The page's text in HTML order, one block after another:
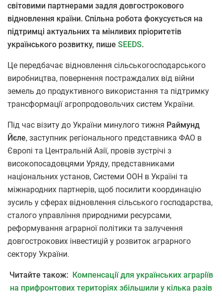
світовими партнерами задля довгострокового
відновлення країни. Спільна робота фокусується на
підтримці актуальних та мінливих пріоритетів
українського розвитку, пише SEEDS.
Це передбачає відновлення сільськогосподарського
виробництва, повернення постраждалих від війни
земель до продуктивного використання та підтримку
трансформації агропродовольчих систем України.
Під час візиту до України минулого тижня Раймунд
Йєле, заступник регіонального представника ФАО в
Європі та Центральній Азії, провів зустрічі з
високопосадовцями Уряду, представниками
національних установ, Системи ООН в Україні та
міжнародних партнерів, щоб посилити координацію
зусиль у сферах відновлення сільського господарства,
сталого управління природними ресурсами,
реформування аграрної політики та залучення
довгострокових інвестицій у розвиток аграрного
сектору України.
Читайте також: Компенсації для українських аграріїв
на прифронтових територіях збільшили у кілька разів